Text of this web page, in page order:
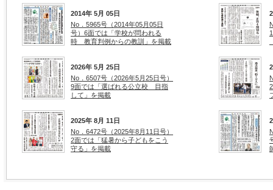
2014年 5月 05日
No．5965号（2014年05月05日
号）6面では「学校が問われる
時 教育判例からの教訓」を掲載
2026年 5月 25日
No．6507号（2026年5月25日号）
9面では「選ばれる公立校 目指
して」を掲載
2025年 8月 11日
No．6472号（2025年8月11日号）
2面では「猛暑から子どもをこう
守る」を掲載